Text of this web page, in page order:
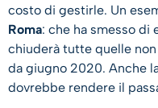
costo di gestirle. Un
Roma: che ha smesso di
chiuderà tutte quelle
da giugno 2020. Anche
dovrebbe rendere il